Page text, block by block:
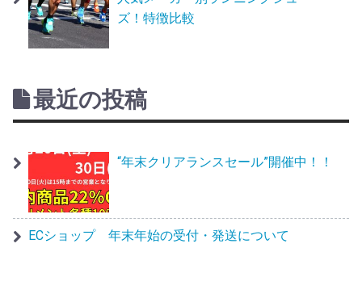
ズ！特徴比較
最近の投稿
“年末クリアランスセール”開催中！！
ECショップ 年末年始の受付・発送について